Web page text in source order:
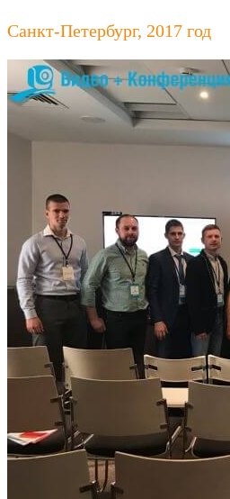
Санкт-Петербург, 2017 год